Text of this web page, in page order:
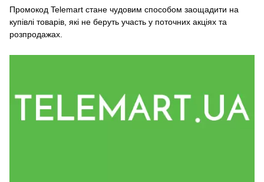
Промокод Telemart стане чудовим способом заощадити на
купівлі товарів, які не беруть участь у поточних акціях та
розпродажах.